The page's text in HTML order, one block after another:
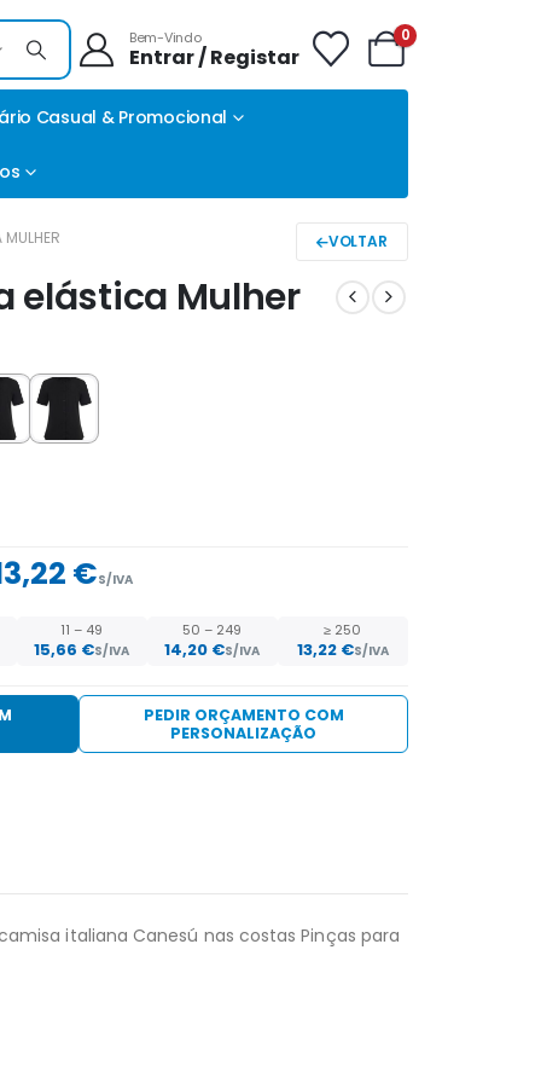
Bem-Vindo
Entrar / Registar
0
Casual & Promocional
VOLTAR
elástica Mulher
€S/IVA
11 – 49
15,66 €S/IVA
50 – 249
14,20 €S/IVA
≥ 250
13,22 €S/IVA
PEDIR ORÇAMENTO COM
PERSONALIZAÇÃO
italiana Canesú nas costas Pinças para